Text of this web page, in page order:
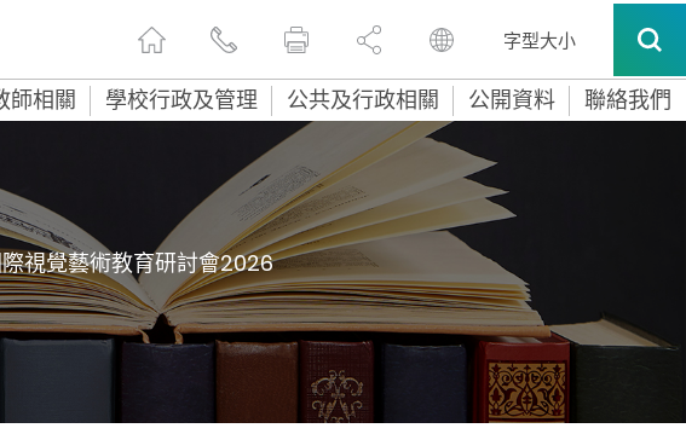
字型大小
師相關 學校行政及管理 公共及行政相關 公開資料 聯絡我們
視覺藝術教育研討會2026